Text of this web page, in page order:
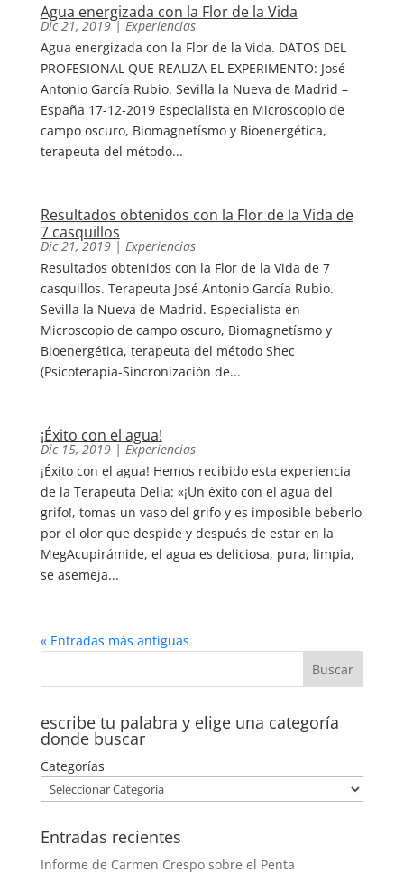
Agua energizada con la Flor de la Vida
Dic 21, 2019| Experiencias
Agua energizada con la Flor de la Vida. DATOS DEL
PROFESIONAL QUE REALIZA EL EXPERIMENTO: José
Antonio García Rubio. Sevilla la Nueva de Madrid –
España 17-12-2019 Especialista en Microscopio de
campo oscuro, Biomagnetísmo y Bioenergética,
terapeuta del método...
Resultados obtenidos con la Flor de la Vida de
7 casquillos
Dic 21, 2019| Experiencias
Resultados obtenidos con la Flor de la Vida de 7
casquillos. Terapeuta José Antonio García Rubio.
Sevilla la Nueva de Madrid. Especialista en
Microscopio de campo oscuro, Biomagnetísmo y
Bioenergética, terapeuta del método Shec
(Psicoterapia-Sincronización de...
¡Éxito con el agua!
Dic 15, 2019| Experiencias
¡Éxito con el agua! Hemos recibido esta experiencia
de la Terapeuta Delia: «¡Un éxito con el agua del
grifo!, tomas un vaso del grifo y es imposible beberlo
por el olor que despide y después de estar en la
MegAcupirámide, el agua es deliciosa, pura, limpia,
se asemeja...
« Entradas más antiguas
escribe tu palabra y elige una categoría
donde buscar
Categorías
Entradas recientes
Informe de Carmen Crespo sobre el Penta